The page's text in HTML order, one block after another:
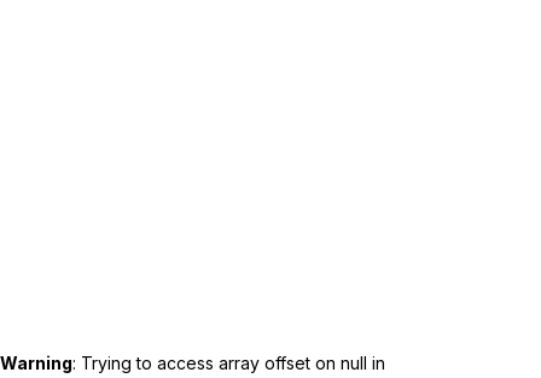
Warning: Trying to access array offset on null in